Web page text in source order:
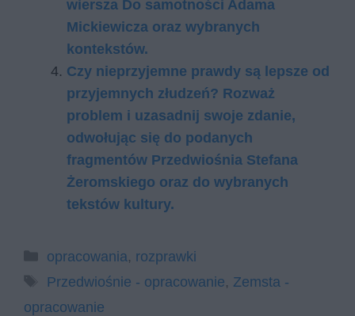
wiersza Do samotności Adama
Mickiewicza oraz wybranych
kontekstów.
Czy nieprzyjemne prawdy są lepsze od
przyjemnych złudzeń? Rozważ
problem i uzasadnij swoje zdanie,
odwołując się do podanych
fragmentów Przedwiośnia Stefana
Żeromskiego oraz do wybranych
tekstów kultury.
Kategorie
opracowania, rozprawki
Tagi
Przedwiośnie - opracowanie, Zemsta -
opracowanie